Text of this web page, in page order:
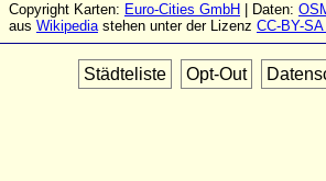
Copyright Karten: Euro-Cities GmbH | Daten:
aus Wikipediastehen unter der Lizenz CC-BY-
Städteliste Opt-Out